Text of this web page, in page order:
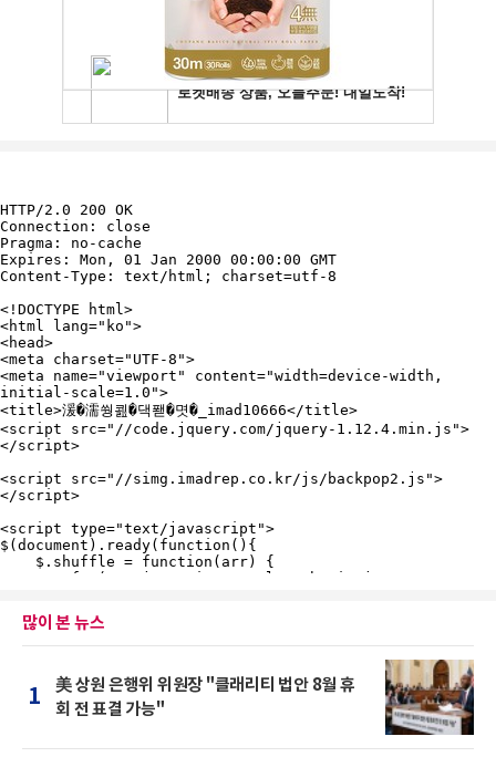
많이 본 뉴스
1
美 상원 은행위 위원장 "클래리티 법안 8월 휴
회 전 표결 가능"